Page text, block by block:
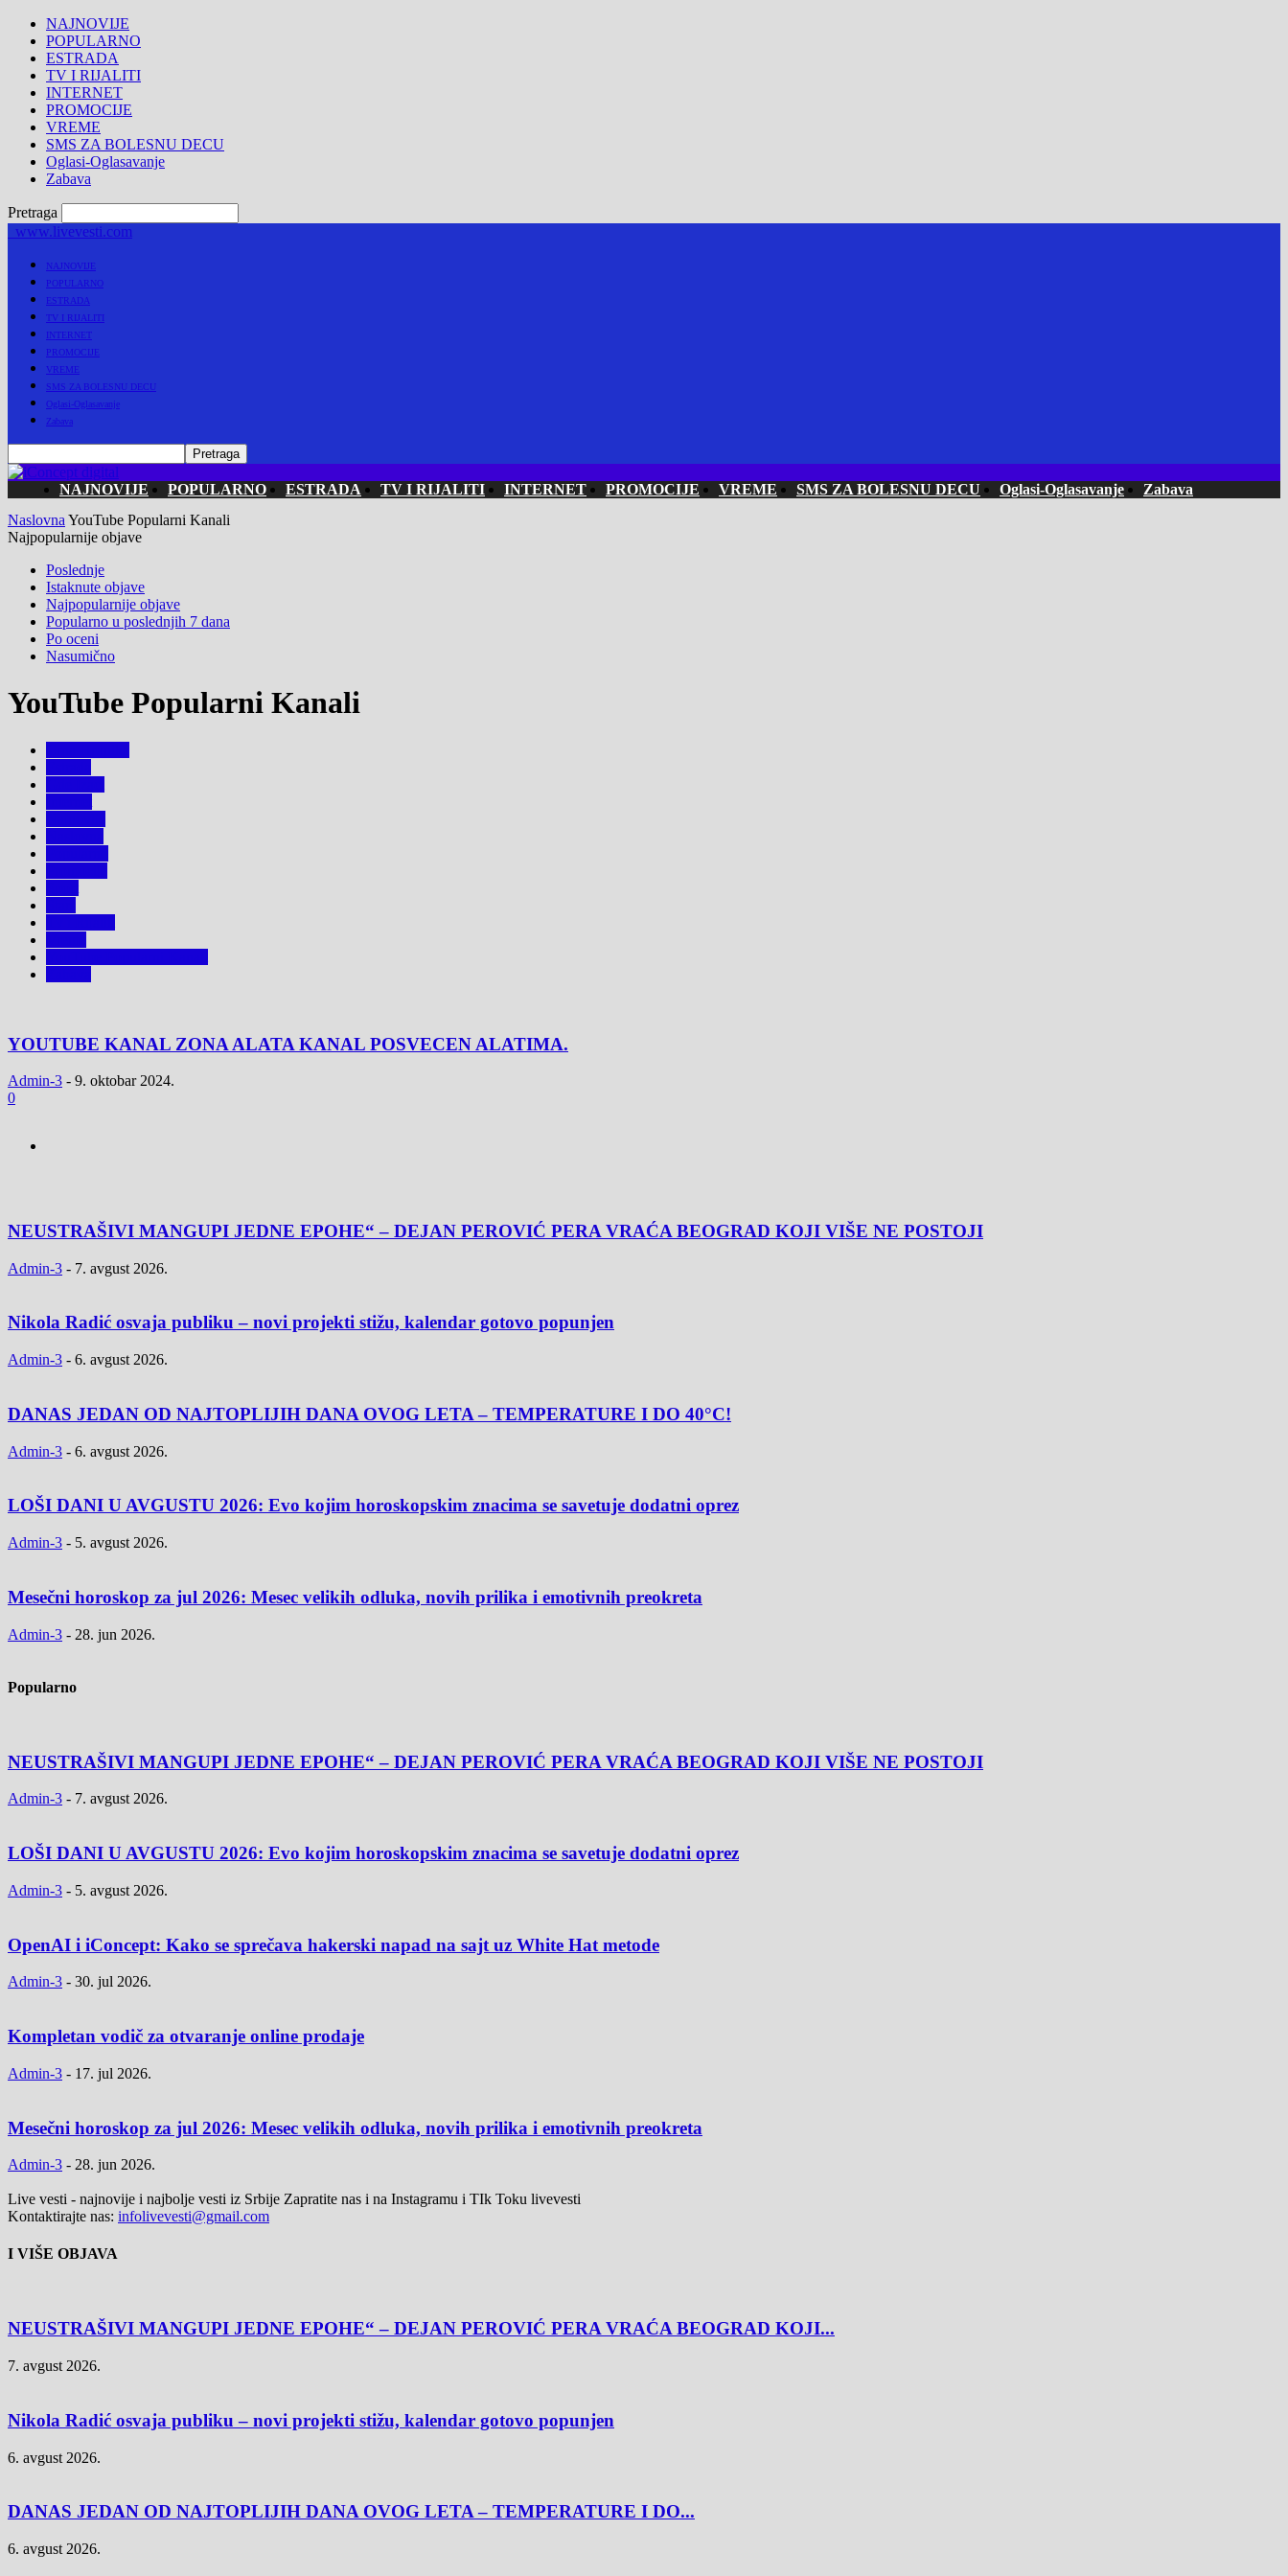
NAJNOVIJE
POPULARNO
ESTRADA
TV I RIJALITI
INTERNET
PROMOCIJE
VREME
SMS ZA BOLESNU DECU
Oglasi-Oglasavanje
Zabava
Pretraga
www.livevesti.com
NAJNOVIJE
POPULARNO
ESTRADA
TV I RIJALITI
INTERNET
PROMOCIJE
VREME
SMS ZA BOLESNU DECU
Oglasi-Oglasavanje
Zabava
NAJNOVIJE POPULARNO ESTRADA TV I RIJALITI INTERNET PROMOCIJE VREME SMS ZA BOLESNU DECU Oglasi-Oglasavanje
Zabava
Naslovna YouTube Popularni Kanali
Najpopularnije objave
Poslednje
Istaknute objave
Najpopularnije objave
Popularno u poslednjih 7 dana
Po oceni
Nasumično
YouTube Popularni Kanali
YOUTUBE KANAL ZONA ALATA KANAL POSVECEN ALATIMA.
Admin-3 - 9. oktobar 2024.
0
NEUSTRAŠIVI MANGUPI JEDNE EPOHE“ – DEJAN PEROVIĆ PERA VRAĆA BEOGRAD KOJI VIŠE NE POSTOJI
Admin-3 - 7. avgust 2026.
Nikola Radić osvaja publiku – novi projekti stižu, kalendar gotovo popunjen
Admin-3 - 6. avgust 2026.
DANAS JEDAN OD NAJTOPLIJIH DANA OVOG LETA – TEMPERATURE I DO 40°C!
Admin-3 - 6. avgust 2026.
LOŠI DANI U AVGUSTU 2026: Evo kojim horoskopskim znacima se savetuje dodatni oprez
Admin-3 - 5. avgust 2026.
Mesečni horoskop za jul 2026: Mesec velikih odluka, novih prilika i emotivnih preokreta
Admin-3 - 28. jun 2026.
Popularno
NEUSTRAŠIVI MANGUPI JEDNE EPOHE“ – DEJAN PEROVIĆ PERA VRAĆA BEOGRAD KOJI VIŠE NE POSTOJI
Admin-3 - 7. avgust 2026.
LOŠI DANI U AVGUSTU 2026: Evo kojim horoskopskim znacima se savetuje dodatni oprez
Admin-3 - 5. avgust 2026.
OpenAI i iConcept: Kako se sprečava hakerski napad na sajt uz White Hat metode
Admin-3 - 30. jul 2026.
Kompletan vodič za otvaranje online prodaje
Admin-3 - 17. jul 2026.
Mesečni horoskop za jul 2026: Mesec velikih odluka, novih prilika i emotivnih preokreta
Admin-3 - 28. jun 2026.
Live vesti - najnovije i najbolje vesti iz Srbije Zapratite nas i na Instagramu i TIk Toku livevesti
Kontaktirajte nas: infolivevesti@gmail.com
I VIŠE OBJAVA
NEUSTRAŠIVI MANGUPI JEDNE EPOHE“ – DEJAN PEROVIĆ PERA VRAĆA BEOGRAD KOJI...
7. avgust 2026.
Nikola Radić osvaja publiku – novi projekti stižu, kalendar gotovo popunjen
6. avgust 2026.
DANAS JEDAN OD NAJTOPLIJIH DANA OVOG LETA – TEMPERATURE I DO...
6. avgust 2026.